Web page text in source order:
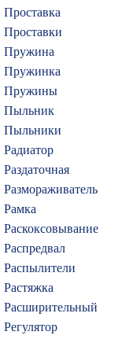
Проставка
Проставки
Пружина
Пружинка
Пружины
Пыльник
Пыльники
Радиатор
Раздаточная
Размораживатель
Рамка
Раскоксовывание
Распредвал
Распылители
Растяжка
Расширительный
Регулятор